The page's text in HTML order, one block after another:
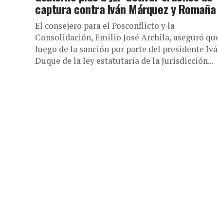
captura contra Iván Márquez y Romaña
El consejero para el Posconflicto y la
Consolidación, Emilio José Archila, aseguró
luego de la sanción por parte del presidente
Duque de la ley estatutaria de la Jurisdicción...